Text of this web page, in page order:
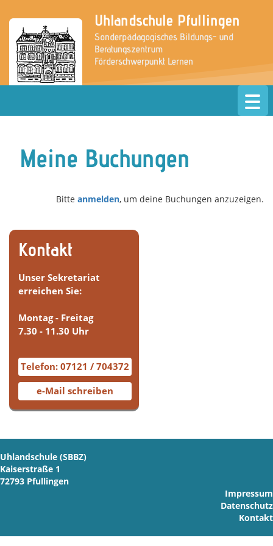
Uhlandschule Pfullingen
Sonderpädagogisches Bildungs- und
Beratungszentrum
Förderschwerpunkt Lernen
Meine Buchungen
Bitte anmelden, um deine Buchungen anzuzeigen.
Kontakt
Unser Sekretariat
erreichen Sie:
Montag - Freitag
7.30 - 11.30 Uhr
Telefon: 07121 / 704372
e-Mail schreiben
Uhlandschule (SBBZ)
Kaiserstraße 1
72793 Pfullingen
Impressum
Datenschutz
Kontakt